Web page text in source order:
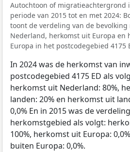
Autochtoon of migratieachtergrond
periode van 2015 tot en met 2024:
toont de verdeling van de
Nederland, herkomst uit Europa en
Europa in het postcodegebied 4175
In 2024 was de herkomst van
postcodegebied 4175 ED als
herkomst uit Nederland: 80%,
landen: 20% en herkomst uit
0,0% En in 2015 was de
herkomstgebied als volgt:
100%, herkomst uit Europa:
buiten Europa: 0,0%.